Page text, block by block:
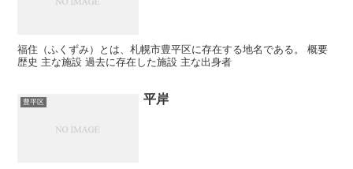
福住（ふくずみ）とは、札幌市豊平区に存在する地名である。 概要
歴史 主な施設 過去に存在した施設 主な出身者
豊平区 平岸